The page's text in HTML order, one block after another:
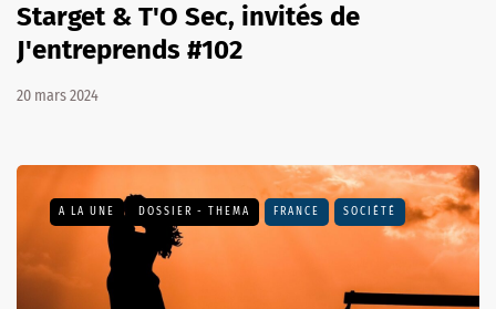
Starget & T'O Sec, invités de
J'entreprends #102
20 mars 2024
A LA UNE DOSSIER - THEMA FRANCE SOCIÉTÉ